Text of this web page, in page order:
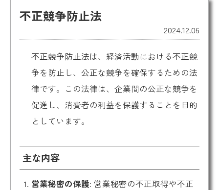
不正競争防止法
2024.12.06
不正競争防止法は、経済活動における不正競
争を防止し、公正な競争を確保するための法
律です。この法律は、企業間の公正な競争を
促進し、消費者の利益を保護することを目的
としています。
主な内容
営業秘密の保護: 営業秘密の不正取得や不正